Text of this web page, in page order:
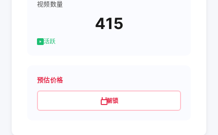
视频数量
415
活跃
预估价格
解锁